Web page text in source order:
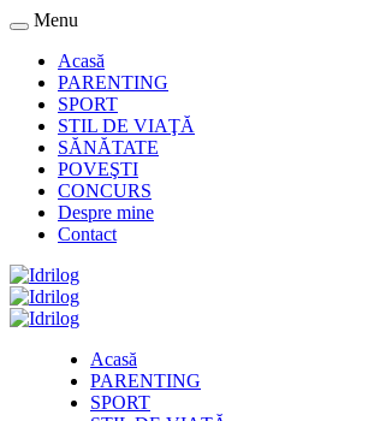
Menu
Acasă
PARENTING
SPORT
STIL DE VIAŢĂ
SĂNĂTATE
POVEŞTI
CONCURS
Despre mine
Contact
Acasă
PARENTING
SPORT